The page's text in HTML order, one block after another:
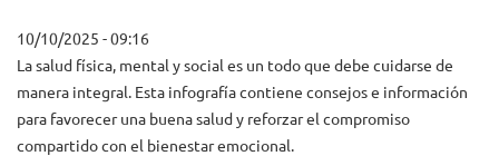
10/10/2025 - 09:16
La salud física, mental y social es un todo que debe cuidarse de
manera integral. Esta infografía contiene consejos e información
para favorecer una buena salud y reforzar el compromiso
compartido con el bienestar emocional.